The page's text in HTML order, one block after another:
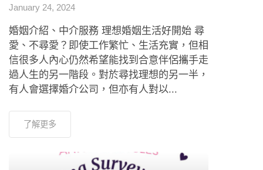
January 24, 2024
婚姻介紹、中介服務 理想婚姻生活好開始 尋
愛、不尋愛？即使工作繁忙、生活充實，但相
信很多人內心仍然希望能找到合意伴侶攜手走
過人生的另一階段。對於尋找理想的另一半，
有人會選擇婚介公司，但亦有人對以...
了解更多